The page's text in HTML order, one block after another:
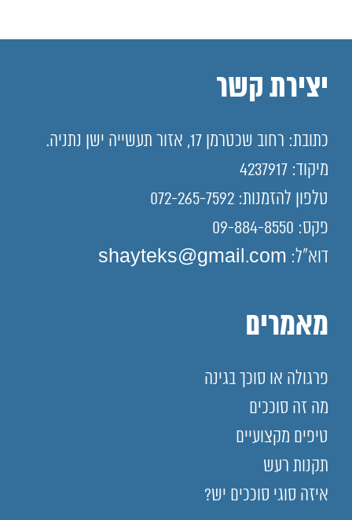
יצירת קשר
כתובת: רחוב שכטרמן 17, אזור תעשייה ישן נתניה.
מיקוד: 4237917
טלפון להזמנות: 072-265-7592
פקס: 09-884-8550
דוא"ל: shayteks@gmail.com
מאמרים
פרגולה או סוכך בגינה
מה זה סוככים
טיפים מקצועיים
תקנות רעש
איזה סוגי סוככים יש?